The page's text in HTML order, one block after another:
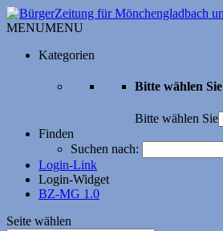
MENUMENU
Kategorien
Bitte wählen Sie
Bitte wählen Sie
Finden
Suchen nach:
Login-Link
Login-Widget
BZ-MG 1.0
Seite wählen